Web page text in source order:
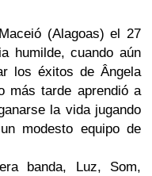
Maceió (Alagoas) el 27
humilde, cuando aún
los éxitos de Ângela
más tarde aprendió a
la vida jugando
modesto equipo de
banda, Luz, Som,